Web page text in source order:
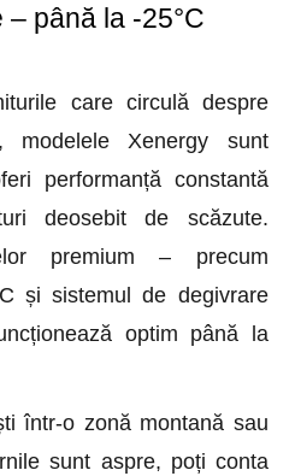
până la -25°C
care circulă despre
modelele Xenergy sunt
performanță constantă
deosebit de scăzute.
premium – precum
și sistemul de degivrare
optim până la
într-o zonă montană sau
sunt aspre, poți conta